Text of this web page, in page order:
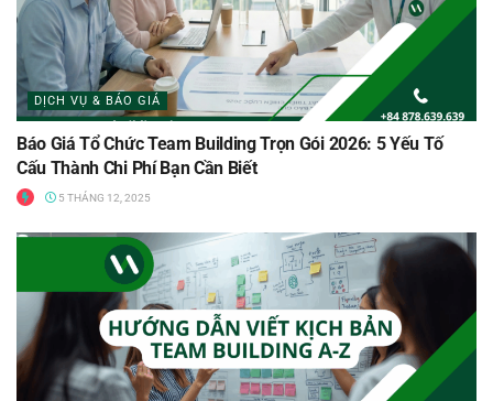
DỊCH VỤ & BÁO GIÁ
Báo Giá Tổ Chức Team Building Trọn Gói 2026: 5 Yếu Tố
Cấu Thành Chi Phí Bạn Cần Biết
5 THÁNG 12, 2025